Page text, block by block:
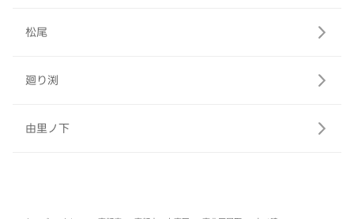
松尾
廻り渕
由里ノ下